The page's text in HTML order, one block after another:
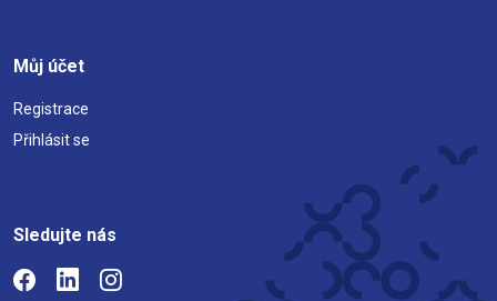
Můj účet
Registrace
Přihlásit se
Sledujte nás